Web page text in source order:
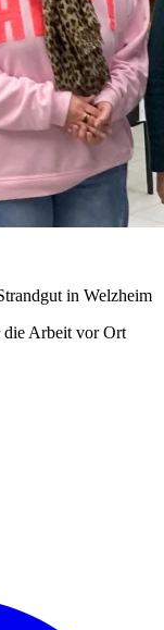
in Welzheim
die Arbeit vor Ort